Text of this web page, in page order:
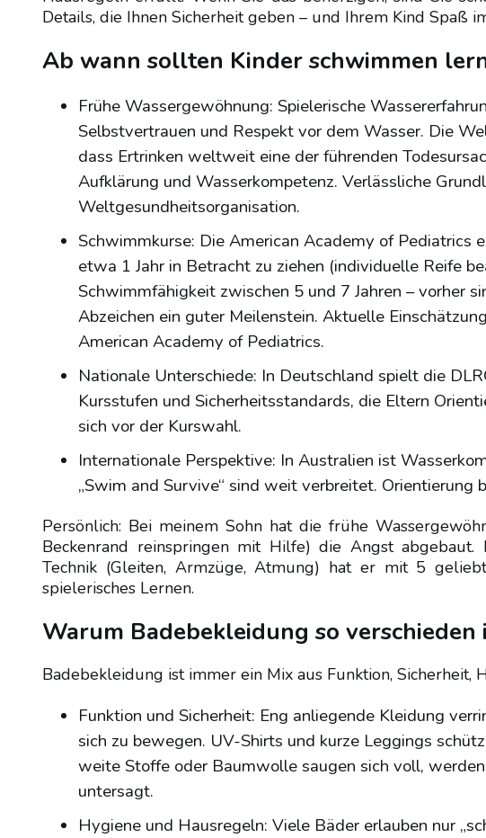
Details, die Ihnen Sicherheit geben – und Ihrem Kind Spaß
Ab wann sollten Kinder schwimmen
Frühe Wassergewöhnung: Spielerische
Selbstvertrauen und Respekt vor dem Wasser. Die
dass Ertrinken weltweit eine der führenden
Aufklärung und Wasserkompetenz. Verlässliche
Weltgesundheitsorganisation.
Schwimmkurse: Die American Academy of Pediatrics
etwa 1 Jahr in Betracht zu ziehen (individuelle Reife
Schwimmfähigkeit zwischen 5 und 7 Jahren – vorher
Abzeichen ein guter Meilenstein. Aktuelle
American Academy of Pediatrics.
Nationale Unterschiede: In Deutschland spielt die
Kursstufen und Sicherheitsstandards, die Eltern
sich vor der Kurswahl.
Internationale Perspektive: In Australien ist
„Swim and Survive“ sind weit verbreitet.
Persönlich: Bei meinem Sohn hat die frühe
Beckenrand reinspringen mit Hilfe) die Angst
Technik (Gleiten, Armzüge, Atmung) hat er mit 5
spielerisches Lernen.
Warum Badebekleidung so
Badebekleidung ist immer ein Mix aus Funktion, Sicherheit,
Funktion und Sicherheit: Eng anliegende Kleidung
sich zu bewegen. UV-Shirts und kurze Leggings
weite Stoffe oder Baumwolle saugen sich voll,
untersagt.
Hygiene und Hausregeln: Viele Bäder erlauben nur